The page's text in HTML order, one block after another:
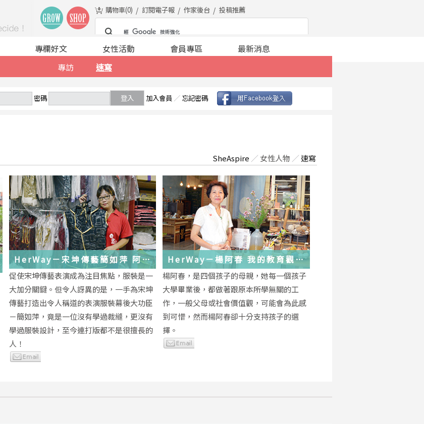
購物車(0) 訂閱電子報 作家後台 投稿推薦
專訪
速寫
專欄好文 女性活動 會員專區 最新消息
密碼 登入 加入會員 ／ 忘記密碼
SheAspire ／ 女性人物 ／速寫
HerWay－宋坤傳藝簡如萍 阿
萍ㄟ服裝
促使宋坤傳藝表演成為注目焦點，服裝是一
大加分關鍵。但令人訝異的是，一手為宋坤
傳藝打造出令人稱道的表演服裝幕後大功臣
－簡如萍，竟是一位沒有學過裁縫，更沒有
學過服裝設計，至今連打版都不是很擅長的
人！
HerWay－楊阿春 我的教育觀
念
楊阿春，是四個孩子的母親，她每一個孩子
大學畢業後，都做著跟原本所學無關的工
作，一般父母或社會價值觀，可能會為此感
到可惜，然而楊阿春卻十分支持孩子的選
擇。